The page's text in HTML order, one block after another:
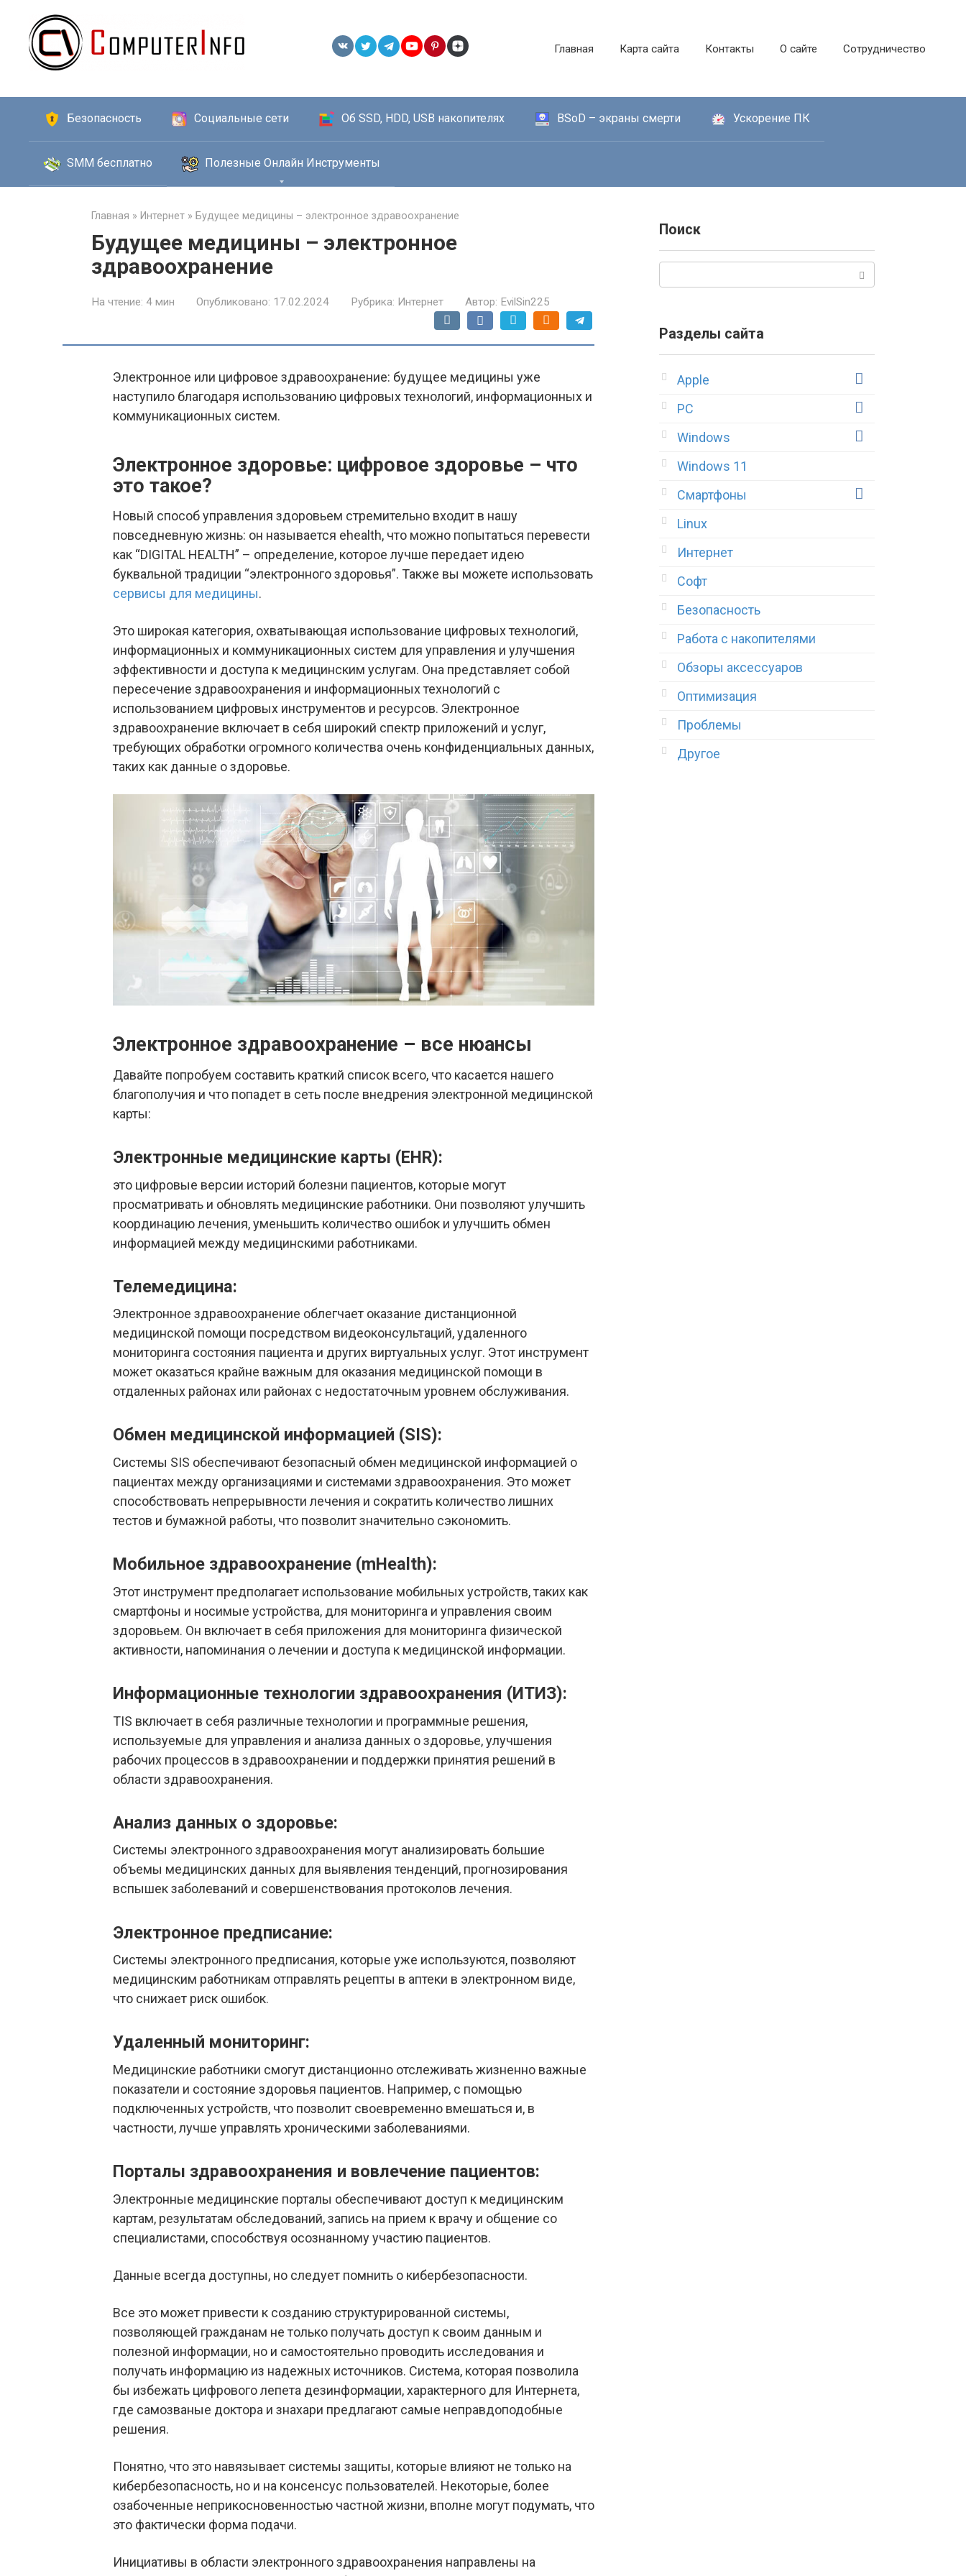
контенту
Главная Карта сайта Контакты О сайте Сотрудничество
Безопасность Социальные сети Об SSD, HDD, USB накопителях BSoD – экраны смерти Ускорение ПК
SMM бесплатно Полезные Онлайн Инструменты
Главная » Интернет » Будущее медицины – электронное здравоохранение
Будущее медицины – электронное
здравоохранение
На чтение: 4 мин Опубликовано: 17.02.2024 Рубрика: Интернет Автор: EvilSin225
Электронное или цифровое здравоохранение: будущее медицины уже
наступило благодаря использованию цифровых технологий, информационных и
коммуникационных систем.
Электронное здоровье: цифровое здоровье – что
это такое?
Новый способ управления здоровьем стремительно входит в нашу
повседневную жизнь: он называется ehealth, что можно попытаться перевести
как “DIGITAL HEALTH” – определение, которое лучше передает идею
буквальной традиции “электронного здоровья”. Также вы можете использовать
сервисы для медицины.
Это широкая категория, охватывающая использование цифровых технологий,
информационных и коммуникационных систем для управления и улучшения
эффективности и доступа к медицинским услугам. Она представляет собой
пересечение здравоохранения и информационных технологий с
использованием цифровых инструментов и ресурсов. Электронное
здравоохранение включает в себя широкий спектр приложений и услуг,
требующих обработки огромного количества очень конфиденциальных данных,
таких как данные о здоровье.
Электронное здравоохранение – все нюансы
Давайте попробуем составить краткий список всего, что касается нашего
благополучия и что попадет в сеть после внедрения электронной медицинской
карты:
Электронные медицинские карты (EHR):
это цифровые версии историй болезни пациентов, которые могут
просматривать и обновлять медицинские работники. Они позволяют улучшить
координацию лечения, уменьшить количество ошибок и улучшить обмен
информацией между медицинскими работниками.
Телемедицина:
Электронное здравоохранение облегчает оказание дистанционной
медицинской помощи посредством видеоконсультаций, удаленного
мониторинга состояния пациента и других виртуальных услуг. Этот инструмент
может оказаться крайне важным для оказания медицинской помощи в
отдаленных районах или районах с недостаточным уровнем обслуживания.
Обмен медицинской информацией (SIS):
Системы SIS обеспечивают безопасный обмен медицинской информацией о
пациентах между организациями и системами здравоохранения. Это может
способствовать непрерывности лечения и сократить количество лишних
тестов и бумажной работы, что позволит значительно сэкономить.
Мобильное здравоохранение (mHealth):
Этот инструмент предполагает использование мобильных устройств, таких как
смартфоны и носимые устройства, для мониторинга и управления своим
здоровьем. Он включает в себя приложения для мониторинга физической
активности, напоминания о лечении и доступа к медицинской информации.
Информационные технологии здравоохранения (ИТИЗ):
TIS включает в себя различные технологии и программные решения,
используемые для управления и анализа данных о здоровье, улучшения
рабочих процессов в здравоохранении и поддержки принятия решений в
области здравоохранения.
Анализ данных о здоровье:
Системы электронного здравоохранения могут анализировать большие
объемы медицинских данных для выявления тенденций, прогнозирования
вспышек заболеваний и совершенствования протоколов лечения.
Электронное предписание:
Системы электронного предписания, которые уже используются, позволяют
медицинским работникам отправлять рецепты в аптеки в электронном виде,
что снижает риск ошибок.
Удаленный мониторинг:
Медицинские работники смогут дистанционно отслеживать жизненно важные
показатели и состояние здоровья пациентов. Например, с помощью
подключенных устройств, что позволит своевременно вмешаться и, в
частности, лучше управлять хроническими заболеваниями.
Порталы здравоохранения и вовлечение пациентов:
Электронные медицинские порталы обеспечивают доступ к медицинским
картам, результатам обследований, запись на прием к врачу и общение со
специалистами, способствуя осознанному участию пациентов.
Данные всегда доступны, но следует помнить о кибербезопасности.
Все это может привести к созданию структурированной системы,
позволяющей гражданам не только получать доступ к своим данным и
полезной информации, но и самостоятельно проводить исследования и
получать информацию из надежных источников. Система, которая позволила
бы избежать цифрового лепета дезинформации, характерного для Интернета,
где самозваные доктора и знахари предлагают самые неправдоподобные
решения.
Понятно, что это навязывает системы защиты, которые влияют не только на
кибербезопасность, но и на консенсус пользователей. Некоторые, более
озабоченные неприкосновенностью частной жизни, вполне могут подумать, что
это фактически форма подачи.
Инициативы в области электронного здравоохранения направлены на
Поиск
Разделы сайта
Apple
PC
Windows
Windows 11
Смартфоны
Linux
Интернет
Софт
Безопасность
Работа с накопителями
Обзоры аксессуаров
Оптимизация
Проблемы
Другое